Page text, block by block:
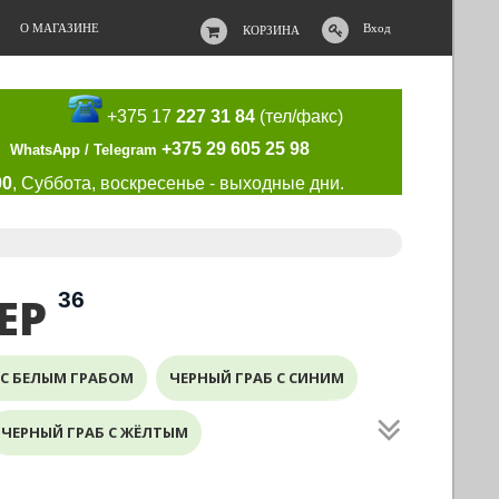
КОРЗИНА Вход
О МАГАЗИНЕ
+375 17227 31 84 (тел/факс)
WhatsApp / Telegram +375 29 605 25 98
, Суббота, воскресенье - выходные дни.
36
БЕЛЫМ ГРАБОМ ЧЕРНЫЙ ГРАБ С СИНИМ
ЧЕРНЫЙ ГРАБ С ЖЁЛТЫМ